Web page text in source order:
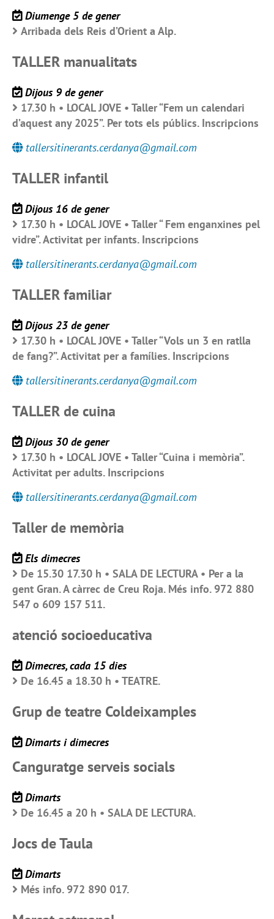
Diumenge 5 de gener
Arribada dels Reis d’Orient a Alp.
TALLER manualitats
Dijous 9 de gener
17.30 h • LOCAL JOVE • Taller “Fem un calendari
d’aquest any 2025”. Per tots els públics. Inscripcions
tallersitinerants.cerdanya@gmail.com
TALLER infantil
Dijous 16 de gener
17.30 h • LOCAL JOVE • Taller “ Fem enganxines pel
vidre”. Activitat per infants. Inscripcions
tallersitinerants.cerdanya@gmail.com
TALLER familiar
Dijous 23 de gener
17.30 h • LOCAL JOVE • Taller “Vols un 3 en ratlla
de fang?”. Activitat per a famílies. Inscripcions
tallersitinerants.cerdanya@gmail.com
TALLER de cuina
Dijous 30 de gener
17.30 h • LOCAL JOVE • Taller “Cuina i memòria”.
Activitat per adults. Inscripcions
tallersitinerants.cerdanya@gmail.com
Taller de memòria
Els dimecres
De 15.30 17.30 h • SALA DE LECTURA • Per a la
gent Gran. A càrrec de Creu Roja. Més info. 972 880
547 o 609 157 511.
atenció socioeducativa
Dimecres, cada 15 dies
De 16.45 a 18.30 h • TEATRE.
Grup de teatre Coldeixamples
Dimarts i dimecres
Canguratge serveis socials
Dimarts
De 16.45 a 20 h • SALA DE LECTURA.
Jocs de Taula
Dimarts
Més info. 972 890 017.